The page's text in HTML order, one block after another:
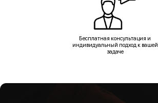
Бесплатная консультация и
индивидуальный подход к вашей
задаче